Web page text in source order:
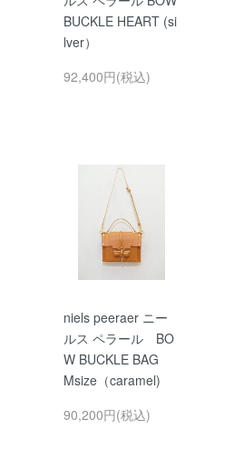
BUCKLE HEART (si
lver）
92,400円(税込)
niels peeraer ニー
ルス ペラール BO
W BUCKLE BAG
Msize（caramel)
90,200円(税込)